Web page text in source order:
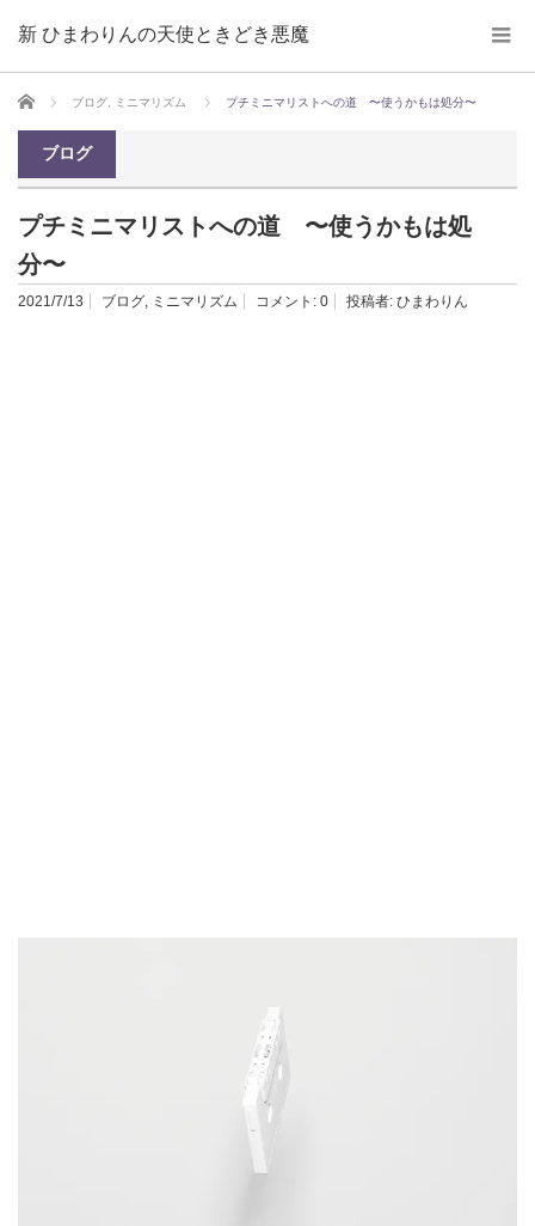
新 ひまわりんの天使ときどき悪魔
ホーム ブログ ミニマリズム プチミニマリストへの道 〜使うかもは処分〜
ブログ
プチミニマリストへの道 〜使うかもは処
分〜
2021/7/13 ブログ, ミニマリズム コメント: 0 投稿者: ひまわりん